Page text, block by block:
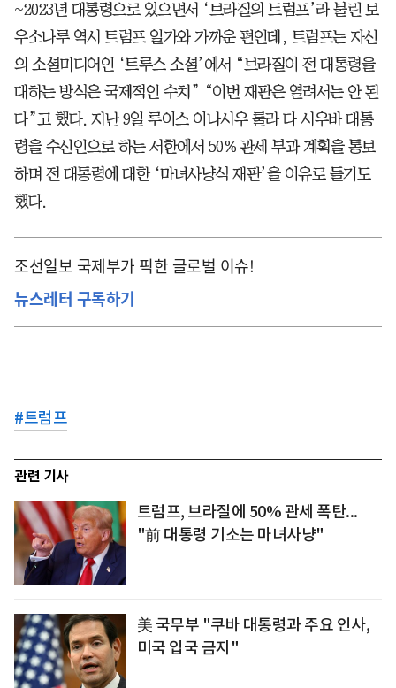
~2023년 대통령으로 있으면서 ‘브라질의 트럼프’라 불린 보
우소나루 역시 트럼프 일가와 가까운 편인데, 트럼프는 자신
의 소셜미디어인 ‘트루스 소셜’에서 “브라질이 전 대통령을
대하는 방식은 국제적인 수치” “이번 재판은 열려서는 안 된
다”고 했다. 지난 9일 루이스 이나시우 룰라 다 시우바 대통
령을 수신인으로 하는 서한에서 50% 관세 부과 계획을 통보
하며 전 대통령에 대한 ‘마녀사냥식 재판’을 이유로 들기도
했다.
조선일보 국제부가 픽한 글로벌 이슈!
뉴스레터 구독하기
#트럼프
관련 기사
트럼프, 브라질에 50% 관세 폭탄...
"前 대통령 기소는 마녀사냥"
美 국무부 "쿠바 대통령과 주요 인사,
미국 입국 금지"